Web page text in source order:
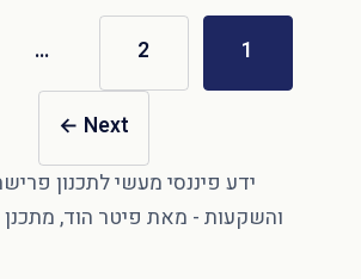
1
2
…
Next
←